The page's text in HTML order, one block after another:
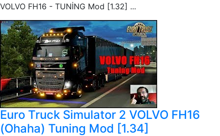
VOLVO FH16 - TUNİNG Mod [1.32] ...
Euro Truck Simulator 2 VOLVO FH16
(Ohaha) Tuning Mod [1.34]